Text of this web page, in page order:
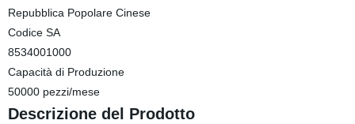
Repubblica Popolare Cinese
Codice SA
8534001000
Capacità di Produzione
50000 pezzi/mese
Descrizione del Prodotto